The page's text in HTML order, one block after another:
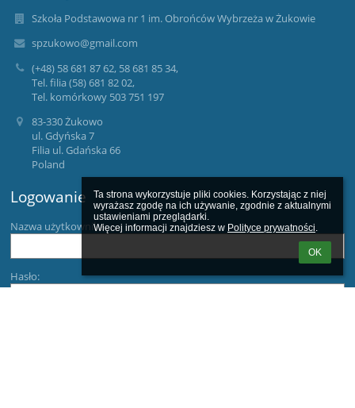
Ta strona wykorzystuje pliki cookies. Korzystając z niej
wyrażasz zgodę na ich używanie, zgodnie z aktualnymi
ustawieniami przeglądarki.
Więcej informacji znajdziesz w Polityce prywatności.
OK
Szkoła Podstawowa nr 1 im. Obrońców Wybrzeża w Żukowie
spzukowo@gmail.com
(+48) 58 681 87 62, 58 681 85 34,
Tel. filia (58) 681 82 02,
Tel. komórkowy 503 751 197
83-330 Żukowo
ul. Gdyńska 7
Filia ul. Gdańska 66
Poland
Logowanie
Nazwa użytkownika:
Hasło: